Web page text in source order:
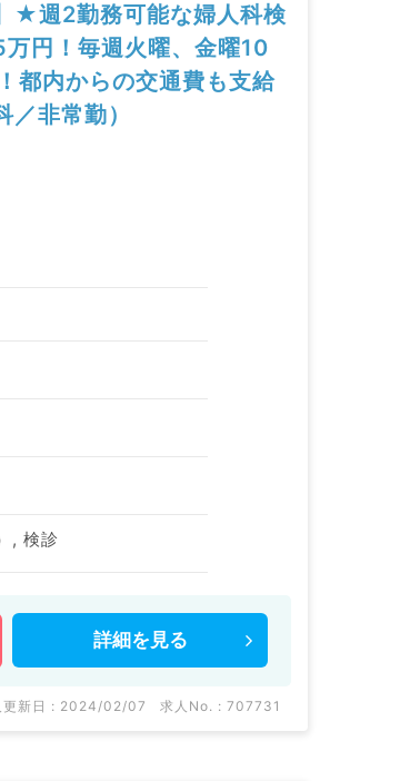
★週2勤務可能な婦人科検
円！毎週火曜、金曜10
都内からの交通費も支給
非常勤）
, 検診
詳細を 見る
更新日 : 2024/02/07 求人No. : 707731